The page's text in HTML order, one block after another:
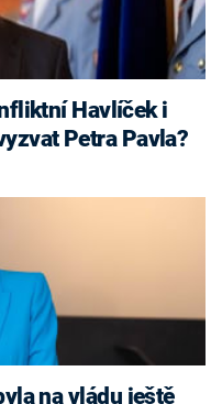
Petra Pavla?
na vládu ještě